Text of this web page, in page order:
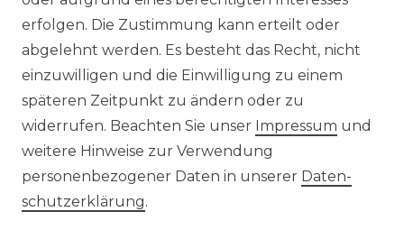
Impressum Daten­schutz­erklärung
AGB Barrierefreiheitserklärung
erfolgen. Die Zustimmung kann erteilt oder
abgelehnt werden. Es besteht das Recht, nicht
einzuwilligen und die Einwilligung zu einem
späteren Zeitpunkt zu ändern oder zu
widerrufen. Beachten Sie unser Impressum und
weitere Hinweise zur Verwendung
personenbezogener Daten in unserer Daten­
schutz­erklärung.